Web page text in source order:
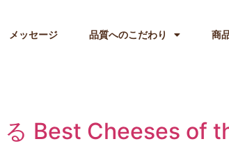
メッセージ 品質へのこだわり 商
Best Cheeses of